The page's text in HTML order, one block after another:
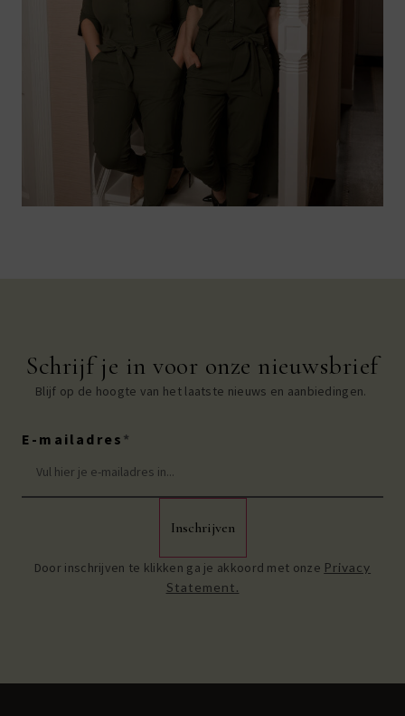
Schrijf je in voor onze nieuwsbrief
Blijf op de hoogte van het laatste nieuws en aanbiedingen.
E-mailadres *
Inschrijven
Door inschrijven te klikken ga je akkoord met onze Privacy
Statement.